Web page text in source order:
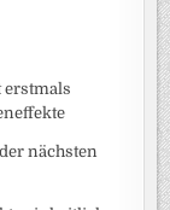
erstmals
nächsten